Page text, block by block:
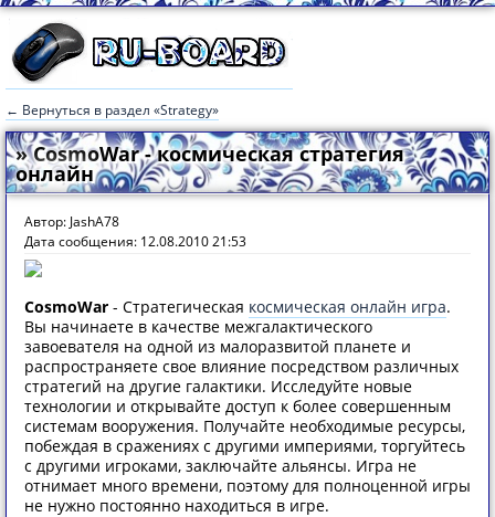
← Вернуться в раздел «Strategy»
» CosmoWar - космическая стратегия
онлайн
Автор: JashA78
Дата сообщения: 12.08.2010 21:53
CosmoWar - Стратегическая космическая онлайн игра.
Вы начинаете в качестве межгалактического
завоевателя на одной из малоразвитой планете и
распространяете свое влияние посредством различных
стратегий на другие галактики. Исследуйте новые
технологии и открывайте доступ к более совершенным
системам вооружения. Получайте необходимые ресурсы,
побеждая в сражениях с другими империями, торгуйтесь
с другими игроками, заключайте альянсы. Игра не
отнимает много времени, поэтому для полноценной игры
не нужно постоянно находиться в игре.